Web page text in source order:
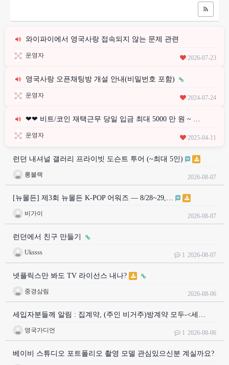
와이파이에서 영국사랑 접속되지 않는 문제 관련
운영자 2026-07-23
영국사랑 오픈채팅방 개설 안내(비밀번호 포함)
운영자 2024-07-24
❤❤ 비트/코인 재택근무 당일 입금 최대 5000 만 원 ~ …
운영자 2025-04-11
런던 내셔널 갤러리 프라이빗 도슨트 투어 (~최대 5인)
롱블랙 2026-08-07
[뉴몰든] 제3회 뉴몰든 K-POP 어워즈 — 8/28~29,…
비가이 2026-08-07
런던에서 친구 만들기
Ukssss 1 2026-08-07
넷플릭스만 봐도 TV 라이선스 내나?
중경삼림 2026-08-06
세입자분들께 알림 : 집계약, (주인 비거주)방계약 모두-<세…
영국가디언 1 2026-08-06
베이비 스튜디오 포트폴리오 촬영 모델 관심있으신분 계실까요?